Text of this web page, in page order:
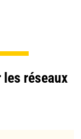
réseaux